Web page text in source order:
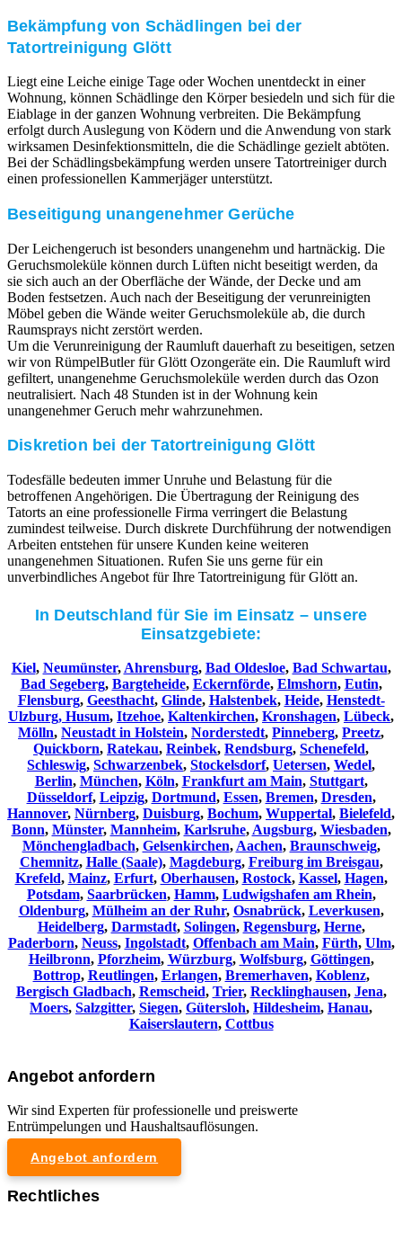
Bekämpfung von Schädlingen bei der
Tatortreinigung Glött
Liegt eine Leiche einige Tage oder Wochen unentdeckt in einer
Wohnung, können Schädlinge den Körper besiedeln und sich für die
Eiablage in der ganzen Wohnung verbreiten. Die Bekämpfung
erfolgt durch Auslegung von Ködern und die Anwendung von stark
wirksamen Desinfektionsmitteln, die die Schädlinge gezielt abtöten.
Bei der Schädlingsbekämpfung werden unsere Tatortreiniger durch
einen professionellen Kammerjäger unterstützt.
Beseitigung unangenehmer Gerüche
Der Leichengeruch ist besonders unangenehm und hartnäckig. Die
Geruchsmoleküle können durch Lüften nicht beseitigt werden, da
sie sich auch an der Oberfläche der Wände, der Decke und am
Boden festsetzen. Auch nach der Beseitigung der verunreinigten
Möbel geben die Wände weiter Geruchsmoleküle ab, die durch
Raumsprays nicht zerstört werden.
Um die Verunreinigung der Raumluft dauerhaft zu beseitigen, setzen
wir von RümpelButler für Glött Ozongeräte ein. Die Raumluft wird
gefiltert, unangenehme Geruchsmoleküle werden durch das Ozon
neutralisiert. Nach 48 Stunden ist in der Wohnung kein
unangenehmer Geruch mehr wahrzunehmen.
Diskretion bei der Tatortreinigung Glött
Todesfälle bedeuten immer Unruhe und Belastung für die
betroffenen Angehörigen. Die Übertragung der Reinigung des
Tatorts an eine professionelle Firma verringert die Belastung
zumindest teilweise. Durch diskrete Durchführung der notwendigen
Arbeiten entstehen für unsere Kunden keine weiteren
unangenehmen Situationen. Rufen Sie uns gerne für ein
unverbindliches Angebot für Ihre Tatortreinigung für Glött an.
In Deutschland für Sie im Einsatz – unsere
Einsatzgebiete:
Kiel, Neumünster, Ahrensburg, Bad Oldesloe, Bad Schwartau,
Bad Segeberg, Bargteheide, Eckernförde, Elmshorn, Eutin,
Flensburg, Geesthacht, Glinde, Halstenbek, Heide, Henstedt-
Ulzburg, Husum, Itzehoe, Kaltenkirchen, Kronshagen, Lübeck,
Mölln, Neustadt in Holstein, Norderstedt, Pinneberg, Preetz,
Quickborn, Ratekau, Reinbek, Rendsburg, Schenefeld,
Schleswig, Schwarzenbek, Stockelsdorf, Uetersen, Wedel,
Berlin, München, Köln, Frankfurt am Main, Stuttgart,
Düsseldorf, Leipzig, Dortmund, Essen, Bremen, Dresden,
Hannover, Nürnberg, Duisburg, Bochum, Wuppertal, Bielefeld,
Bonn, Münster, Mannheim, Karlsruhe, Augsburg, Wiesbaden,
Mönchengladbach, Gelsenkirchen, Aachen, Braunschweig,
Chemnitz⁠, Halle (Saale), Magdeburg, Freiburg im Breisgau,
Krefeld, Mainz, Erfurt, Oberhausen, Rostock, Kassel, Hagen,
Potsdam, Saarbrücken, Hamm, Ludwigshafen am Rhein,
Oldenburg, Mülheim an der Ruhr, Osnabrück, Leverkusen,
Heidelberg, Darmstadt, Solingen, Regensburg, Herne,
Paderborn, Neuss, Ingolstadt, Offenbach am Main, Fürth, Ulm,
Heilbronn, Pforzheim, Würzburg, Wolfsburg, Göttingen,
Bottrop, Reutlingen, Erlangen, Bremerhaven, Koblenz,
Bergisch Gladbach, Remscheid, Trier, Recklinghausen, Jena,
Moers, Salzgitter, Siegen, Gütersloh, Hildesheim, Hanau,
Kaiserslautern, Cottbus
Angebot anfordern
Wir sind Experten für professionelle und preiswerte
Entrümpelungen und Haushaltsauflösungen.
Angebot anfordern
Rechtliches